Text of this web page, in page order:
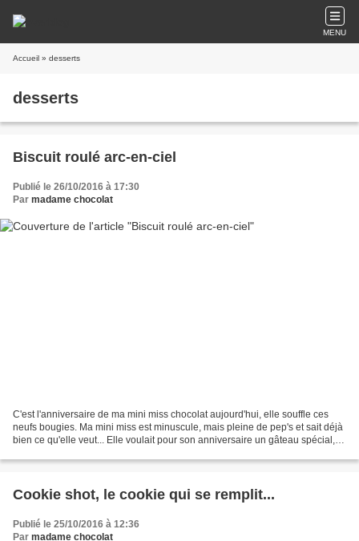
MENU
Accueil » desserts
desserts
Biscuit roulé arc-en-ciel
Publié le 26/10/2016 à 17:30
Par madame chocolat
C'est l'anniversaire de ma mini miss chocolat aujourd'hui, elle souffle ces
neufs bougies. Ma mini miss est minuscule, mais pleine de pep's et sait déjà
bien ce qu'elle veut... Elle voulait pour son anniversaire un gâteau spécial,
Cookie shot, le cookie qui se remplit...
Publié le 25/10/2016 à 12:36
Par madame chocolat